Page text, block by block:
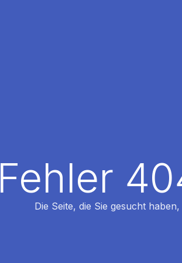
Fehler
Die Seite, die Sie gesucht